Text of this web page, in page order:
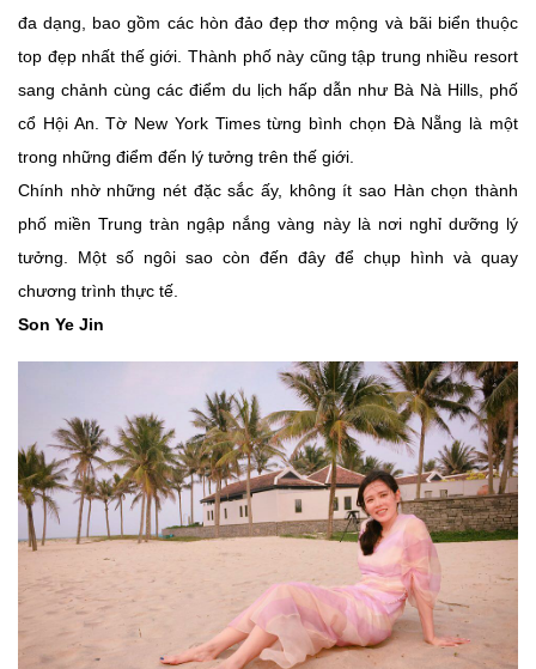
đa dạng, bao gồm các hòn đảo đẹp thơ mộng và bãi biển thuộc
top đẹp nhất thế giới. Thành phố này cũng tập trung nhiều resort
sang chảnh cùng các điểm du lịch hấp dẫn như Bà Nà Hills, phố
cổ Hội An. Tờ New York Times từng bình chọn Đà Nẵng là một
trong những điểm đến lý tưởng trên thế giới.
Chính nhờ những nét đặc sắc ấy, không ít sao Hàn chọn thành
phố miền Trung tràn ngập nắng vàng này là nơi nghỉ dưỡng lý
tưởng. Một số ngôi sao còn đến đây để chụp hình và quay
chương trình thực tế.
Son Ye Jin